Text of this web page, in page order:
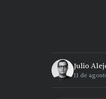
Julio
11 de